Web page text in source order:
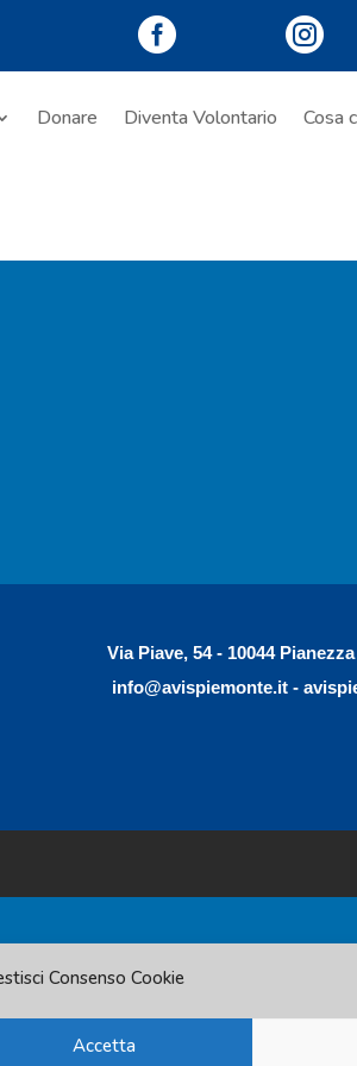
Consenso Cookie
Accetta
 
Donare Diventa Volontario Cosa
Via Piave, 54 - 10044
info@avispiemonte.it-